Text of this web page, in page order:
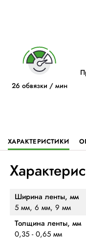
26 обвязки / мин
ХАРАКТЕРИСТИКИ
Ширина ленты, мм
5 мм, 6 мм, 9 мм
Толщина ленты, мм
0,35 - 0,65 мм